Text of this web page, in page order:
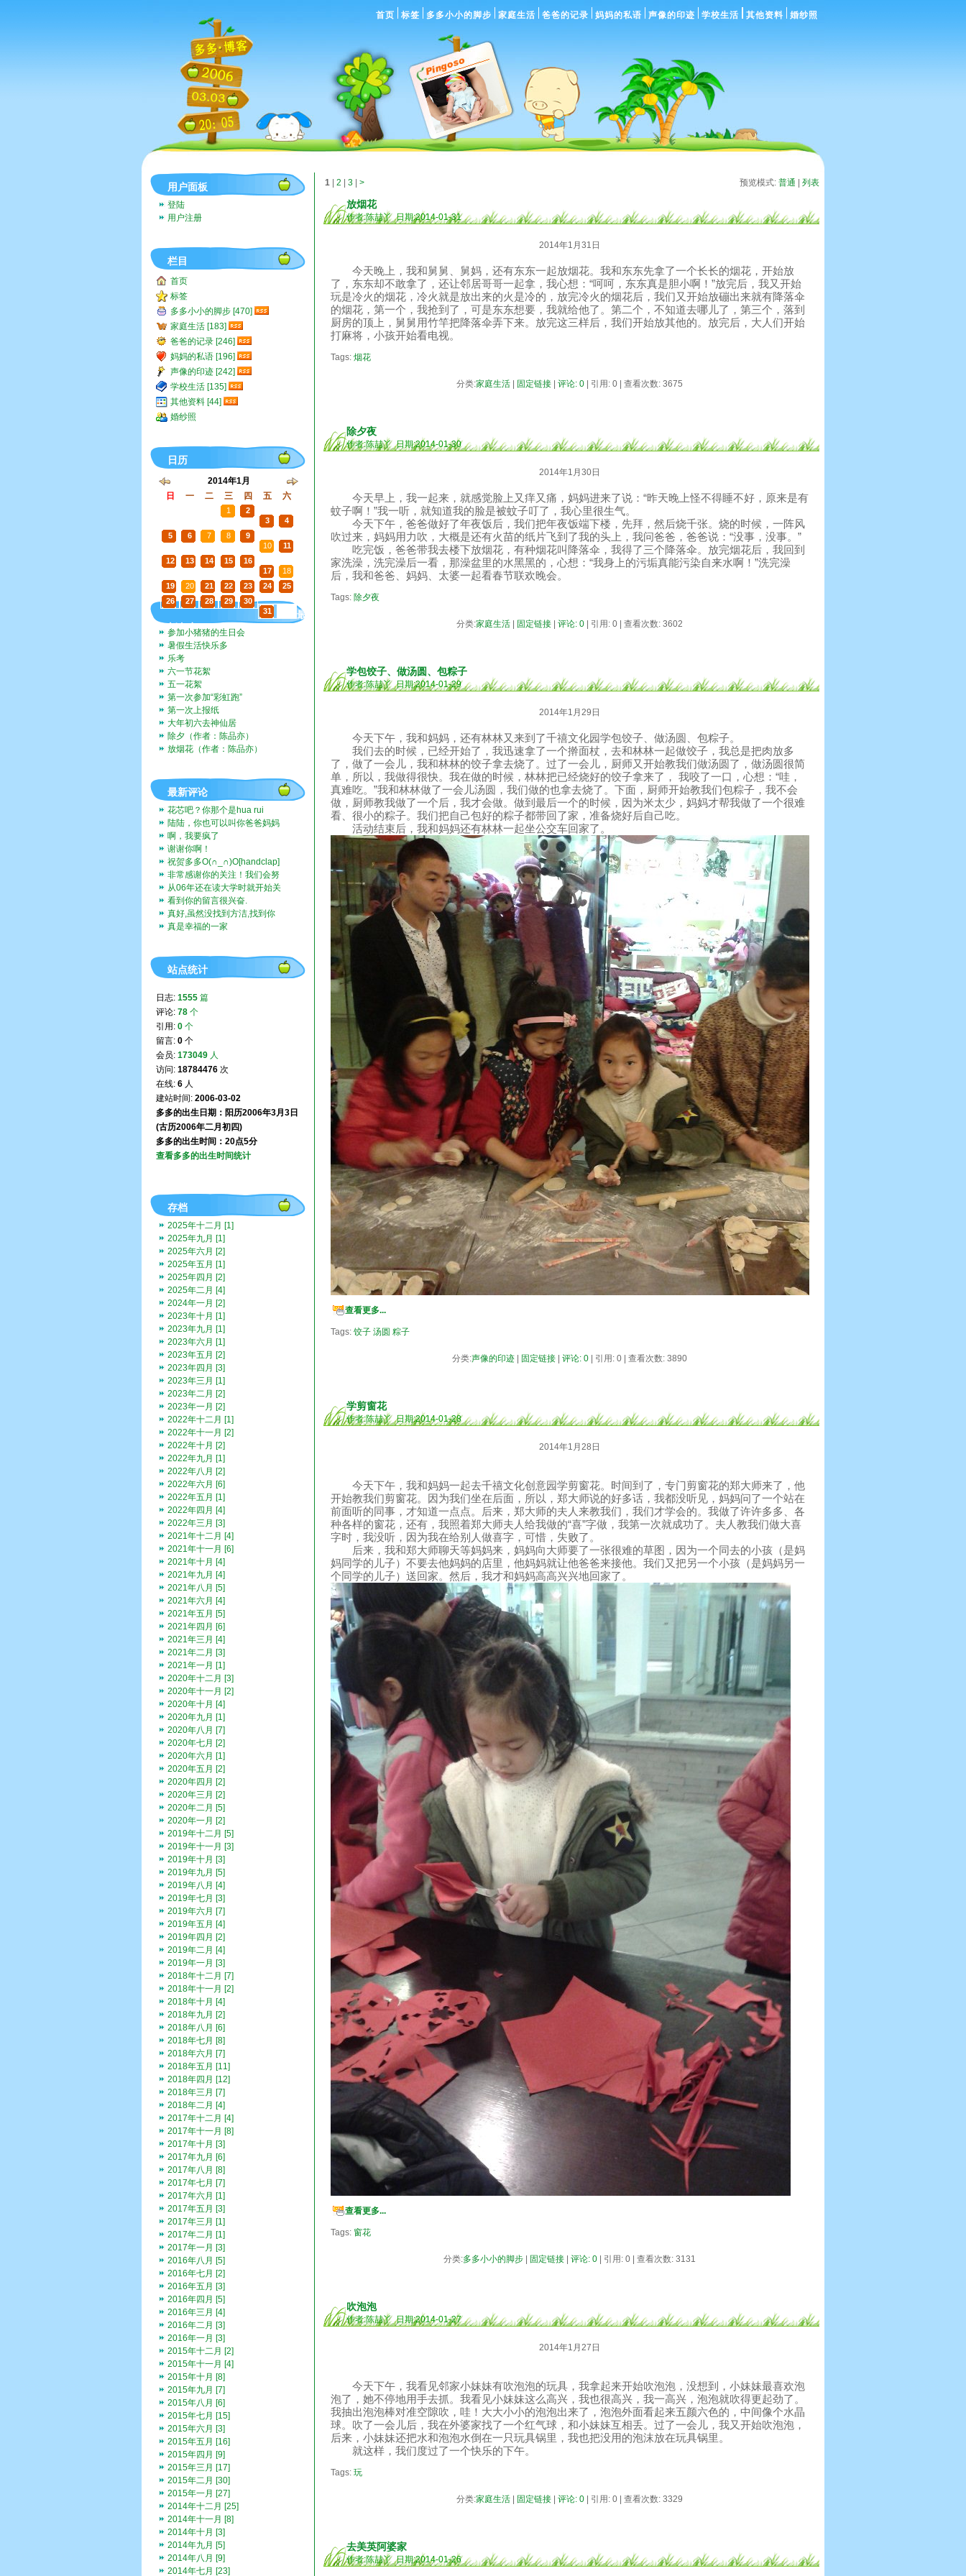
首页 标签 多多小小的脚步 家庭生活 爸爸的记录 妈妈的私语 声像的印迹 学校生活 其他资料 婚纱照
1 |2 |3 |> 预览模式: 普通 列表
放烟花
作者:陈喆丫 日期:2014-01-31
2014年1月31日
今天晚上，我和舅舅、舅妈，还有东东一起放烟花。我和东东先拿了一个长长的烟花，开始放
了，东东却不敢拿了，还让邻居哥哥一起拿，我心想：“呵呵，东东真是胆小啊！”放完后，我又开始
玩是冷火的烟花，冷火就是放出来的火是冷的，放完冷火的烟花后，我们又开始放磞出来就有降落伞
的烟花，第一个，我抢到了，可是东东想要，我就给他了。第二个，不知道去哪儿了，第三个，落到
厨房的顶上，舅舅用竹竿把降落伞弄下来。放完这三样后，我们开始放其他的。放完后，大人们开始
打麻将，小孩开始看电视。
Tags: 烟花
分类:家庭生活 固定链接 |评论: 0 | 引用: 0 | 查看次数: 3675
除夕夜
作者:陈喆丫 日期:2014-01-30
2014年1月30日
今天早上，我一起来，就感觉脸上又痒又痛，妈妈进来了说：“昨天晚上怪不得睡不好，原来是有
蚊子啊！”我一听，就知道我的脸是被蚊子叮了，我心里很生气。
今天下午，爸爸做好了年夜饭后，我们把年夜饭端下楼，先拜，然后烧千张。烧的时候，一阵风
吹过来，妈妈用力吹，大概是还有火苗的纸片飞到了我的头上，我问爸爸，爸爸说：“没事，没事。”
吃完饭，爸爸带我去楼下放烟花，有种烟花叫降落伞，我得了三个降落伞。放完烟花后，我回到
家洗澡，洗完澡后一看，那澡盆里的水黑黑的，心想：“我身上的污垢真能污染自来水啊！”洗完澡
后，我和爸爸、妈妈、太婆一起看春节联欢晚会。
Tags: 除夕夜
分类:家庭生活 固定链接 |评论: 0 | 引用: 0 | 查看次数: 3602
学包饺子、做汤圆、包粽子
作者:陈喆丫 日期:2014-01-29
2014年1月29日
今天下午，我和妈妈，还有林林又来到了千禧文化园学包饺子、做汤圆、包粽子。
我们去的时候，已经开始了，我迅速拿了一个擀面杖，去和林林一起做饺子，我总是把肉放多
了，做了一会儿，我和林林的饺子拿去烧了。过了一会儿，厨师又开始教我们做汤圆了，做汤圆很简
单，所以，我做得很快。我在做的时候，林林把已经烧好的饺子拿来了， 我咬了一口，心想：“哇，
真难吃。”我和林林做了一会儿汤圆，我们做的也拿去烧了。下面，厨师开始教我们包粽子，我不会
做，厨师教我做了一个后，我才会做。做到最后一个的时候，因为米太少，妈妈才帮我做了一个很难
看、很小的粽子。我们把自己包好的粽子都带回了家，准备烧好后自己吃。
活动结束后，我和妈妈还有林林一起坐公交车回家了。
查看更多...
Tags: 饺子 汤圆 粽子
分类:声像的印迹 固定链接 |评论: 0 | 引用: 0 | 查看次数: 3890
学剪窗花
作者:陈喆丫 日期:2014-01-28
2014年1月28日
今天下午，我和妈妈一起去千禧文化创意园学剪窗花。时间到了，专门剪窗花的郑大师来了，他
开始教我们剪窗花。因为我们坐在后面，所以，郑大师说的好多话，我都没听见，妈妈问了一个站在
前面听的同事，才知道一点点。后来，郑大师的夫人来教我们，我们才学会的。我做了许许多多、各
种各样的窗花，还有，我照着郑大师夫人给我做的“喜”字做，我第一次就成功了。夫人教我们做大喜
字时，我没听，因为我在给别人做喜字，可惜，失败了。
后来，我和郑大师聊天等妈妈来，妈妈向大师要了一张很难的草图，因为一个同去的小孩（是妈
妈同学的儿子）不要去他妈妈的店里，他妈妈就让他爸爸来接他。我们又把另一个小孩（是妈妈另一
个同学的儿子）送回家。然后，我才和妈妈高高兴兴地回家了。
查看更多...
Tags: 窗花
分类:多多小小的脚步 固定链接 |评论: 0 | 引用: 0 | 查看次数: 3131
吹泡泡
作者:陈喆丫 日期:2014-01-27
2014年1月27日
今天下午，我看见邻家小妹妹有吹泡泡的玩具，我拿起来开始吹泡泡，没想到，小妹妹最喜欢泡
泡了，她不停地用手去抓。我看见小妹妹这么高兴，我也很高兴，我一高兴，泡泡就吹得更起劲了。
我抽出泡泡棒对准空隙吹，哇！大大小小的泡泡出来了，泡泡外面看起来五颜六色的，中间像个水晶
球。吹了一会儿后，我在外婆家找了一个红气球，和小妹妹互相丢。过了一会儿，我又开始吹泡泡，
后来，小妹妹还把水和泡泡水倒在一只玩具锅里，我也把没用的泡沫放在玩具锅里。
就这样，我们度过了一个快乐的下午。
Tags: 玩
分类:家庭生活 固定链接 |评论: 0 | 引用: 0 | 查看次数: 3329
去美英阿婆家
作者:陈喆丫 日期:2014-01-26
用户面板
登陆
用户注册
栏目
首页
标签
多多小小的脚步 [470]
家庭生活 [183]
爸爸的记录 [246]
妈妈的私语 [196]
声像的印迹 [242]
学校生活 [135]
其他资料 [44]
婚纱照
日历
2014年1月
日
一 二 三 四 五 六
1
2
3
4
5
6 7 8
9
10
11
12
13 14 15
16
17
18
19
20 21 22 23 24
25
26
27 28 29
30
31
最
新文章
参加小猪猪的生日会
暑假生活快乐多
乐考
六一节花絮
五一花絮
第一次参加“彩虹跑”
第一次上报纸
大年初六去神仙居
除夕（作者：陈品亦）
放烟花（作者：陈品亦）
最新评论
花芯吧？你那个是hua rui
陆陆，你也可以叫你爸爸妈妈
带你去啊。挺好玩的。
啊，我要疯了
谢谢你啊！
祝贺多多O(∩_∩)O[handclap]
[flo...
非常感谢你的关注！我们会努
力一直记录下去的。我们也...
从06年还在读大学时就开始关
注这个博客，而现在我也...
看到你的留言很兴奋.
真好,虽然没找到方洁,找到你
们全家福,让人挺兴奋的...
真是幸福的一家
站点统计
日志: 1555 篇
评论: 78 个
引用: 0 个
留言: 0 个
会员: 173049 人
访问: 18784476 次
在线: 6 人
建站时间: 2006-03-02
多多的出生日期：阳历2006年3月3日
(古历2006年二月初四)
多多的出生时间：20点5分
查看多多的出生时间统计
存档
2025年十二月 [1]
2025年九月 [1]
2025年六月 [2]
2025年五月 [1]
2025年四月 [2]
2025年二月 [4]
2024年一月 [2]
2023年十月 [1]
2023年九月 [1]
2023年六月 [1]
2023年五月 [2]
2023年四月 [3]
2023年三月 [1]
2023年二月 [2]
2023年一月 [2]
2022年十二月 [1]
2022年十一月 [2]
2022年十月 [2]
2022年九月 [1]
2022年八月 [2]
2022年六月 [6]
2022年五月 [1]
2022年四月 [4]
2022年三月 [3]
2021年十二月 [4]
2021年十一月 [6]
2021年十月 [4]
2021年九月 [4]
2021年八月 [5]
2021年六月 [4]
2021年五月 [5]
2021年四月 [6]
2021年三月 [4]
2021年二月 [3]
2021年一月 [1]
2020年十二月 [3]
2020年十一月 [2]
2020年十月 [4]
2020年九月 [1]
2020年八月 [7]
2020年七月 [2]
2020年六月 [1]
2020年五月 [2]
2020年四月 [2]
2020年三月 [2]
2020年二月 [5]
2020年一月 [2]
2019年十二月 [5]
2019年十一月 [3]
2019年十月 [3]
2019年九月 [5]
2019年八月 [4]
2019年七月 [3]
2019年六月 [7]
2019年五月 [4]
2019年四月 [2]
2019年二月 [4]
2019年一月 [3]
2018年十二月 [7]
2018年十一月 [2]
2018年十月 [4]
2018年九月 [2]
2018年八月 [6]
2018年七月 [8]
2018年六月 [7]
2018年五月 [11]
2018年四月 [12]
2018年三月 [7]
2018年二月 [4]
2017年十二月 [4]
2017年十一月 [8]
2017年十月 [3]
2017年九月 [6]
2017年八月 [8]
2017年七月 [7]
2017年六月 [1]
2017年五月 [3]
2017年三月 [1]
2017年二月 [1]
2017年一月 [3]
2016年八月 [5]
2016年七月 [2]
2016年五月 [3]
2016年四月 [5]
2016年三月 [4]
2016年二月 [3]
2016年一月 [3]
2015年十二月 [2]
2015年十一月 [4]
2015年十月 [8]
2015年九月 [7]
2015年八月 [6]
2015年七月 [15]
2015年六月 [3]
2015年五月 [16]
2015年四月 [9]
2015年三月 [17]
2015年二月 [30]
2015年一月 [27]
2014年十二月 [25]
2014年十一月 [8]
2014年十月 [3]
2014年九月 [5]
2014年八月 [9]
2014年七月 [23]